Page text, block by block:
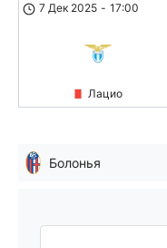
7 Дек 2025 - 17:00
Лацио
Болонья